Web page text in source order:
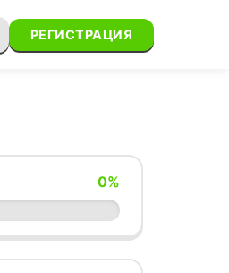
РЕГИСТРАЦИЯ
0%